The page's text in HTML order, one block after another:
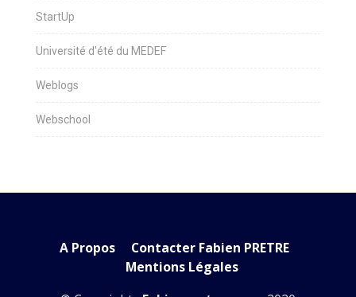
StartUp
Université d'été du MEDEF
Weblogs
Webschool
A Propos
Contacter Fabien PRETRE
Mentions Légales